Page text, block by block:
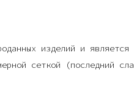
изделий и
сеткой (последний